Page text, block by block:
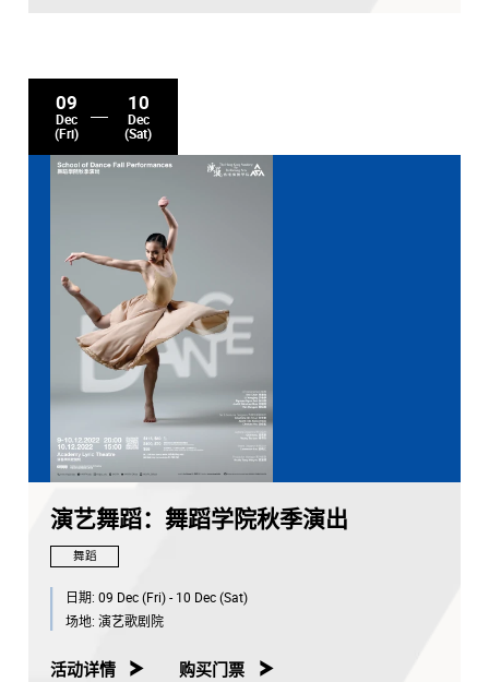
09
Dec
(Fri)
10
Dec
(Sat)
演艺舞蹈：舞蹈学院秋季演出
舞蹈
日期: 09 Dec (Fri) - 10 Dec (Sat)
场地: 演艺歌剧院
活动详情 购买门票